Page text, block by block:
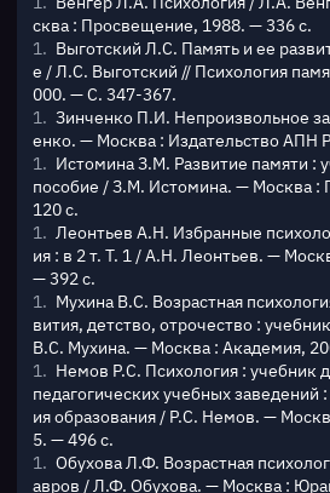
сква : Просвещение, 1988. — 336 с.
Выготский Л.С. Память и ее
е / Л.С. Выготский // Психология
000. — С. 347-367.
Зинченко П.И. Непроизвольное
енко. — Москва : Издательство АПН
Истомина З.М. Развитие памяти :
пособие / З.М. Истомина. — Москва
120 с.
Леонтьев А.Н. Избранные
ия : в 2 т. Т. 1 / А.Н. Леонтьев. —
— 392 с.
Мухина В.С. Возрастная
вития, детство, отрочество :
В.С. Мухина. — Москва : Академия,
Немов Р.С. Психология : учебник
педагогических учебных заведений
ия образования / Р.С. Немов. —
5. — 496 с.
Обухова Л.Ф. Возрастная
авров / Л.Ф. Обухова. — Москва :